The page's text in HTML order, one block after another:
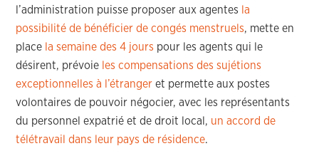
l’administration puisse proposer aux agentes la
possibilité de bénéficier de congés menstruels, mette en
place la semaine des 4 jours pour les agents qui le
désirent, prévoie les compensations des sujétions
exceptionnelles à l’étranger et permette aux postes
volontaires de pouvoir négocier, avec les représentants
du personnel expatrié et de droit local, un accord de
télétravail dans leur pays de résidence.